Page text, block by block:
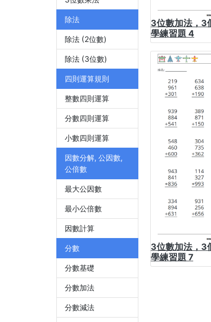
除法
除法 (2位數)
除法 (3位數)
四則運算規則
整數四則運算
分數四則運算
小數四則運算
因數分解, 公因數,
公倍數
最大公因數
最小公倍數
因數計算
分數
分數基礎
分數加法
分數減法
3位數加法，3
學練習題 4
3位數加法，3
學練習題 7